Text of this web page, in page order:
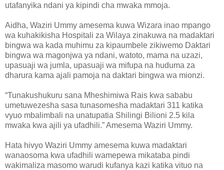
utafanyika ndani ya kipindi cha mwaka mmoja.
Aidha, Waziri Ummy amesema kuwa Wizara inao mpango
wa kuhakikisha Hospitali za Wilaya zinakuwa na madaktari
bingwa wa kada muhimu za kipaumbele zikiwemo Daktari
bingwa wa magonjwa ya ndani, watoto, mama na uzazi,
upasuaji wa jumla, upasuaji wa mifupa na huduma za
dharura kama ajali pamoja na daktari bingwa wa mionzi.
“Tunakushukuru sana Mheshimiwa Rais kwa sababu
umetuwezesha sasa tunasomesha madaktari 311 katika
vyuo mbalimbali na unatupatia Shilingi Bilioni 2.5 kila
mwaka kwa ajili ya ufadhili.” Amesema Waziri Ummy.
Hata hivyo Waziri Ummy amesema kuwa madaktari
wanaosoma kwa ufadhili wamepewa mikataba pindi
wakimaliza masomo warudi kufanya kazi katika vituo na